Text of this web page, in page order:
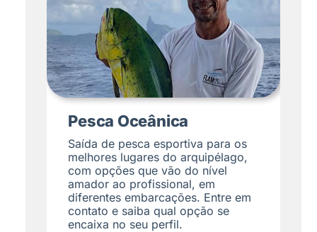
Pesca Oceânica
Saída de pesca esportiva para os
melhores lugares do arquipélago,
com opções que vão do nível
amador ao profissional, em
diferentes embarcações. Entre em
contato e saiba qual opção se
encaixa no seu perfil.